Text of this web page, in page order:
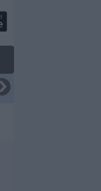
Copa Sudamericana